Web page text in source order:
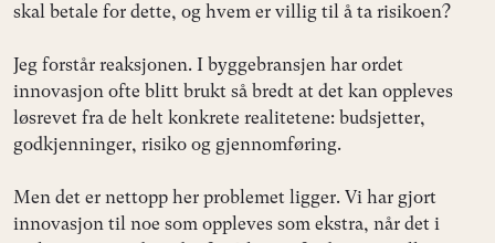
skal betale for dette, og hvem er villig til å ta risikoen?
Jeg forstår reaksjonen. I byggebransjen har ordet
innovasjon ofte blitt brukt så bredt at det kan oppleves
løsrevet fra de helt konkrete realitetene: budsjetter,
godkjenninger, risiko og gjennomføring.
Men det er nettopp her problemet ligger. Vi har gjort
innovasjon til noe som oppleves som ekstra, når det i